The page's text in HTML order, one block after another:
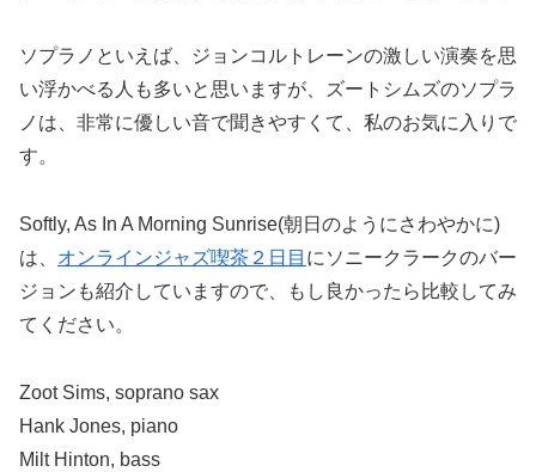
ソプラノといえば、ジョンコルトレーンの激しい演奏を思
い浮かべる人も多いと思いますが、ズートシムズのソプラ
ノは、非常に優しい音で聞きやすくて、私のお気に入りで
す。
Softly, As In A Morning Sunrise(朝日のようにさわやかに)
は、 オンラインジャズ喫茶２日目 にソニークラークのバー
ジョンも紹介していますので、もし良かったら比較してみ
てください。
Zoot Sims, soprano sax
Hank Jones, piano
Milt Hinton, bass